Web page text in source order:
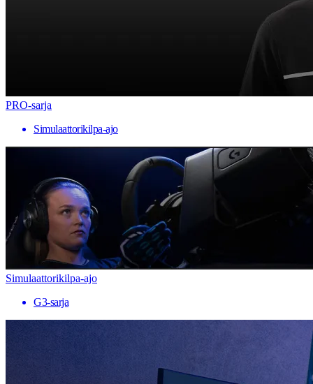
PRO-sarja
Simulaattorikilpa-ajo
Simulaattorikilpa-ajo
G3-sarja